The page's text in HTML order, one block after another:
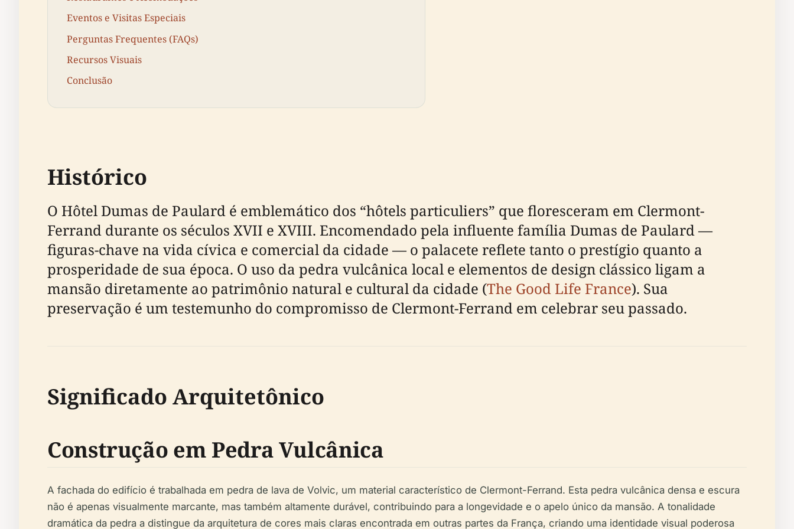
Eventos e Visitas Especiais
Perguntas Frequentes (FAQs)
Recursos Visuais
Conclusão
Histórico
O Hôtel Dumas de Paulard é emblemático dos “hôtels particuliers” que floresceram em Clermont-
Ferrand durante os séculos XVII e XVIII. Encomendado pela influente família Dumas de Paulard —
figuras-chave na vida cívica e comercial da cidade — o palacete reflete tanto o prestígio quanto a
prosperidade de sua época. O uso da pedra vulcânica local e elementos de design clássico ligam a
mansão diretamente ao patrimônio natural e cultural da cidade (The Good Life France). Sua
preservação é um testemunho do compromisso de Clermont-Ferrand em celebrar seu passado.
Significado Arquitetônico
Construção em Pedra Vulcânica
A fachada do edifício é trabalhada em pedra de lava de Volvic, um material característico de Clermont-Ferrand. Esta pedra vulcânica densa e escura
não é apenas visualmente marcante, mas também altamente durável, contribuindo para a longevidade e o apelo único da mansão. A tonalidade
dramática da pedra a distingue da arquitetura de cores mais claras encontrada em outras partes da França, criando uma identidade visual poderosa